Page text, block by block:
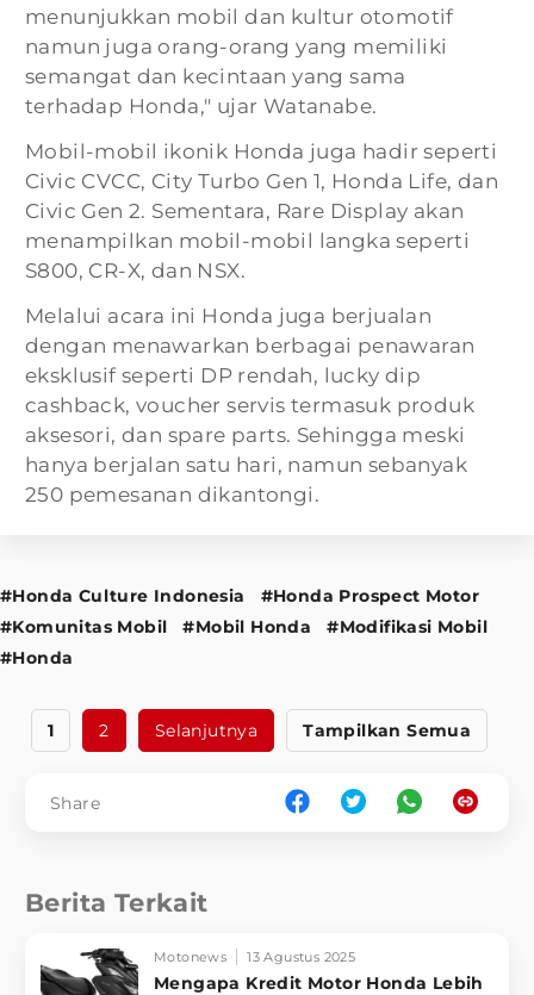
menunjukkan mobil dan kultur otomotif
namun juga orang-orang yang memiliki
semangat dan kecintaan yang sama
terhadap Honda," ujar Watanabe.
Mobil-mobil ikonik Honda juga hadir seperti
Civic CVCC, City Turbo Gen 1, Honda Life, dan
Civic Gen 2. Sementara, Rare Display akan
menampilkan mobil-mobil langka seperti
S800, CR-X, dan NSX.
Melalui acara ini Honda juga berjualan
dengan menawarkan berbagai penawaran
eksklusif seperti DP rendah, lucky dip
cashback, voucher servis termasuk produk
aksesori, dan spare parts. Sehingga meski
hanya berjalan satu hari, namun sebanyak
250 pemesanan dikantongi.
#Honda Culture Indonesia
#Honda Prospect Motor
#Komunitas Mobil
#Mobil Honda
#Modifikasi Mobil
#Honda
1 2 Selanjutnya Tampilkan Semua
Share
Berita Terkait
Motonews 13 Agustus 2025
Mengapa Kredit Motor Honda Lebih